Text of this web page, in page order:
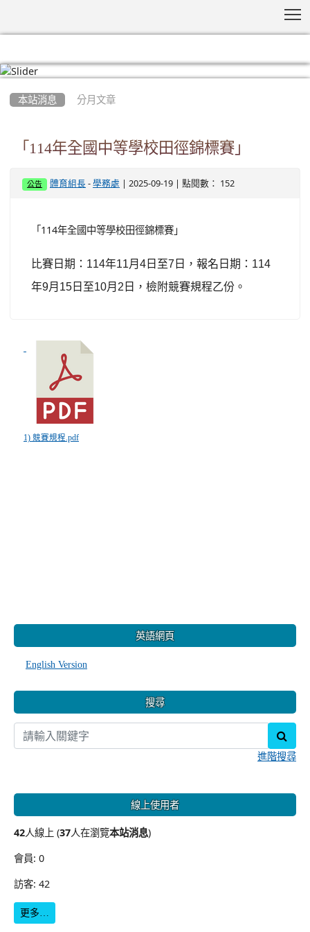
本站消息 分月文章
「114年全國中等學校田徑錦標賽」
公告 體育組長 -學務處 | 2025-09-19 | 點閱數： 152
「114年全國中等學校田徑錦標賽」
比賽日期： 114年11月 4 日至7 日，報名日期： 114
年9月 15 日至10月 2 日，檢附競賽規程乙份。
1) 競賽規程.pdf
英語網頁
English Version
搜尋
進階搜尋
線上使用者
42人線上 (37人在瀏覽本站消息)
會員: 0
訪客: 42
更多…